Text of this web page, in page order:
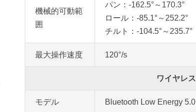
機械的可動範
囲
パン：-162.5°～170.3°
ロール：-85.1°～252.2°
チルト：-104.5°～235.7°
最大操作速度 120°/s
ワイヤレス
モデル Bluetooth Low Energy 5.0